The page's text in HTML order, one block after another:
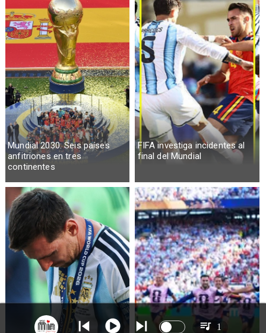
Mundial 2030: Seis países
anfitriones en tres
continentes
FIFA investiga incidentes al
final del Mundial
1